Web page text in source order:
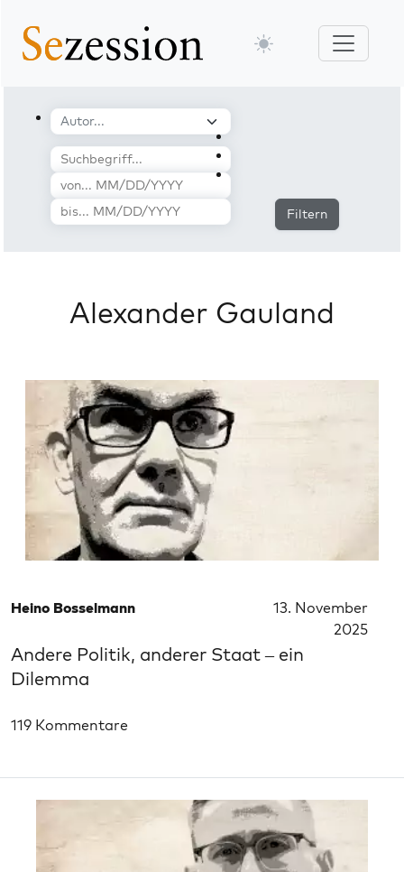
Filtern
Alexander Gauland
Heino Bosselmann
13. November
2025
Andere Politik, anderer Staat – ein
Dilemma
119 Kommentare